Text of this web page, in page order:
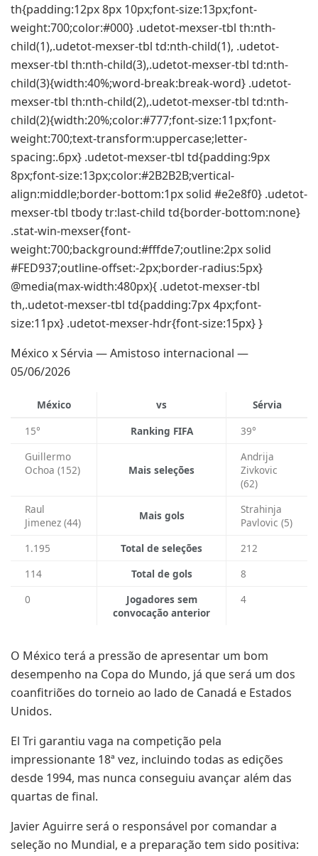
th{padding:12px 8px 10px;font-size:13px;font-
weight:700;color:#000} .udetot-mexser-tbl th:nth-
child(1),.udetot-mexser-tbl td:nth-child(1), .udetot-
mexser-tbl th:nth-child(3),.udetot-mexser-tbl td:nth-
child(3){width:40%;word-break:break-word} .udetot-
mexser-tbl th:nth-child(2),.udetot-mexser-tbl td:nth-
child(2){width:20%;color:#777;font-size:11px;font-
weight:700;text-transform:uppercase;letter-
spacing:.6px} .udetot-mexser-tbl td{padding:9px
8px;font-size:13px;color:#2B2B2B;vertical-
align:middle;border-bottom:1px solid #e2e8f0} .udetot-
mexser-tbl tbody tr:last-child td{border-bottom:none}
.stat-win-mexser{font-
weight:700;background:#fffde7;outline:2px solid
#FED937;outline-offset:-2px;border-radius:5px}
@media(max-width:480px){ .udetot-mexser-tbl
th,.udetot-mexser-tbl td{padding:7px 4px;font-
size:11px} .udetot-mexser-hdr{font-size:15px} }
México x Sérvia — Amistoso internacional —
05/06/2026
México vs
Sérvia
15°
Ranking FIFA
39°
Guillermo
Ochoa (152)
Mais seleções
Andrija
Zivkovic
(62)
Raul
Jimenez (44)
Mais gols
Strahinja
Pavlovic (5)
1.195
Total de seleções
212
114
Total de gols
8
0
Jogadores sem
convocação anterior
4
O México terá a pressão de apresentar um bom
desempenho na Copa do Mundo, já que será um dos
coanfitriões do torneio ao lado de Canadá e Estados
Unidos.
El Tri garantiu vaga na competição pela
impressionante 18ª vez, incluindo todas as edições
desde 1994, mas nunca conseguiu avançar além das
quartas de final.
Javier Aguirre será o responsável por comandar a
seleção no Mundial, e a preparação tem sido positiva: